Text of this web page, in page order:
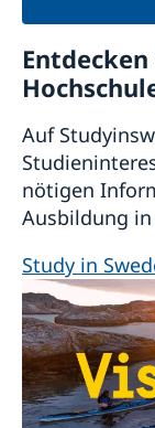
Entdecken
Auf
nötigen
Ausbildung in
Study in